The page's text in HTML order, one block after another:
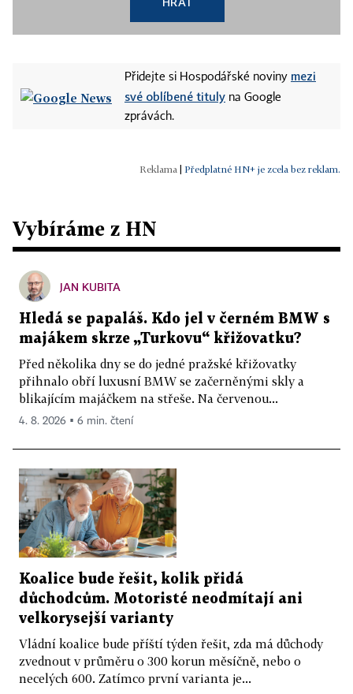
Přidejte si Hospodářské noviny mezi
své oblíbené tituly na Google
zprávách.
Předplatné HN+ je zcela bez reklam.
Vybíráme z HN
JAN KUBITA
Hledá se papaláš. Kdo jel v černém BMW s
majákem skrze „Turkovu“ křižovatku?
Před několika dny se do jedné pražské křižovatky
přihnalo obří luxusní BMW se začerněnými skly a
blikajícím majáčkem na střeše. Na červenou...
4. 8. 2026 ▪ 6 min. čtení
Koalice bude řešit, kolik přidá
důchodcům. Motoristé neodmítají ani
velkorysejší varianty
Vládní koalice bude příští týden řešit, zda má důchody
zvednout v průměru o 300 korun měsíčně, nebo o
necelých 600. Zatímco první varianta je...